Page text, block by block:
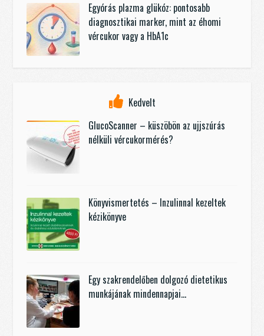
Egyórás plazma glükóz: pontosabb
diagnosztikai marker, mint az éhomi
vércukor vagy a HbA1c
Kedvelt
GlucoScanner – küszöbön az ujjszúrás
nélküli vércukormérés?
Könyvismertetés – Inzulinnal kezeltek
kézikönyve
Egy szakrendelőben dolgozó dietetikus
munkájának mindennapjai…